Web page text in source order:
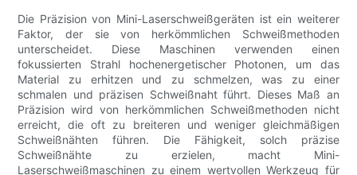
Die Präzision von Mini-Laserschweißgeräten ist ein weiterer
Faktor, der sie von herkömmlichen Schweißmethoden
unterscheidet. Diese Maschinen verwenden einen
fokussierten Strahl hochenergetischer Photonen, um das
Material zu erhitzen und zu schmelzen, was zu einer
schmalen und präzisen Schweißnaht führt. Dieses Maß an
Präzision wird von herkömmlichen Schweißmethoden nicht
erreicht, die oft zu breiteren und weniger gleichmäßigen
Schweißnähten führen. Die Fähigkeit, solch präzise
Schweißnähte zu erzielen, macht Mini-
Laserschweißmaschinen zu einem wertvollen Werkzeug für